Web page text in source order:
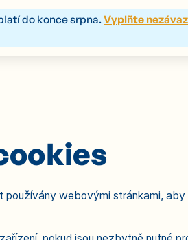
školičky ZÁPIS OTEVŘEN
do konce srpna.Vyplňte
webovými stránkami, aby